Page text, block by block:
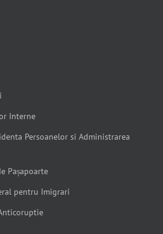
Interne
Persoanelor si Administrarea
Pașapoarte
pentru Imigrari